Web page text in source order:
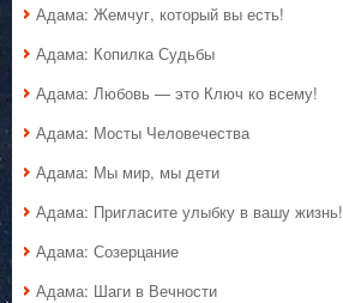
Адама: Жемчуг, который вы есть!
Адама: Копилка Судьбы
Адама: Любовь — это Ключ ко всему!
Адама: Мосты Человечества
Адама: Мы мир, мы дети
Адама: Пригласите улыбку в вашу жизнь!
Адама: Созерцание
Адама: Шаги в Вечности